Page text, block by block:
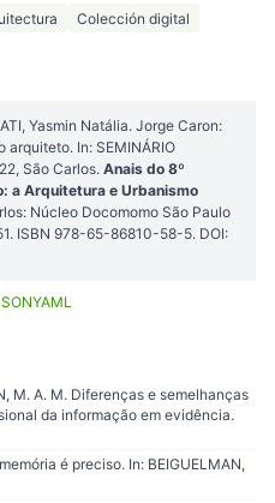
Colección digital
Yasmin Natália. Jorge Caron:
arquiteto. In: SEMINÁRIO
São Carlos. Anais do 8º
a Arquitetura e Urbanismo
Núcleo Docomomo São Paulo
ISBN 978-65-86810-58-5. DOI:
YAML
M. A. M. Diferenças e semelhanças
da informação em evidência.
é preciso. In: BEIGUELMAN,